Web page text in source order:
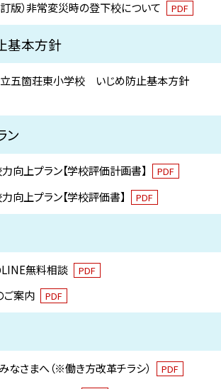
版）非常変災時の登下校について PDF
基本方針
五箇荘東小学校 いじめ防止基本方針
ン
向上プラン【学校評価計画書】 PDF
向上プラン【学校評価書】 PDF
無料相談 PDF
ご案内 PDF
なさまへ（※働き方改革チラシ） PDF